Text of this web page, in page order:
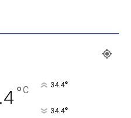
°C 34.4°
34.4°